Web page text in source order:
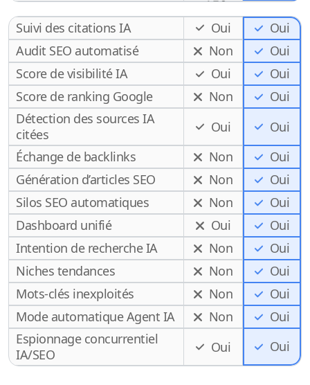
Suivi des citations IA Oui
Oui
Audit SEO automatisé
Non
Oui
Score de visibilité IA
Oui
Oui
Score de ranking Google
Non
Oui
Détection des sources IA
citées
Oui
Oui
Échange de backlinks
Non
Oui
Génération d’articles SEO
Non
Oui
Silos SEO automatiques
Non
Oui
Dashboard unifié
Oui
Oui
Intention de recherche IA
Non
Oui
Niches tendances
Non
Oui
Mots-clés inexploités
Non
Oui
Mode automatique Agent IA
Non
Oui
Espionnage concurrentiel
IA/SEO
Oui Oui